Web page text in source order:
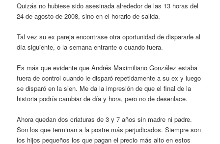
Quizás no hubiese sido asesinada alrededor de las 13 horas del
24 de agosto de 2008, sino en el horario de salida.
Tal vez su ex pareja encontrase otra oportunidad de dispararle al
día siguiente, o la semana entrante o cuando fuera.
Es más que evidente que Andrés Maximiliano González estaba
fuera de control cuando le disparó repetidamente a su ex y luego
se disparó en la sien. Me da la impresión de que el final de la
historia podría cambiar de día y hora, pero no de desenlace.
Ahora quedan dos criaturas de 3 y 7 años sin madre ni padre.
Son los que terminan a la postre más perjudicados. Siempre son
los hijos pequeños los que pagan el precio más alto en estos